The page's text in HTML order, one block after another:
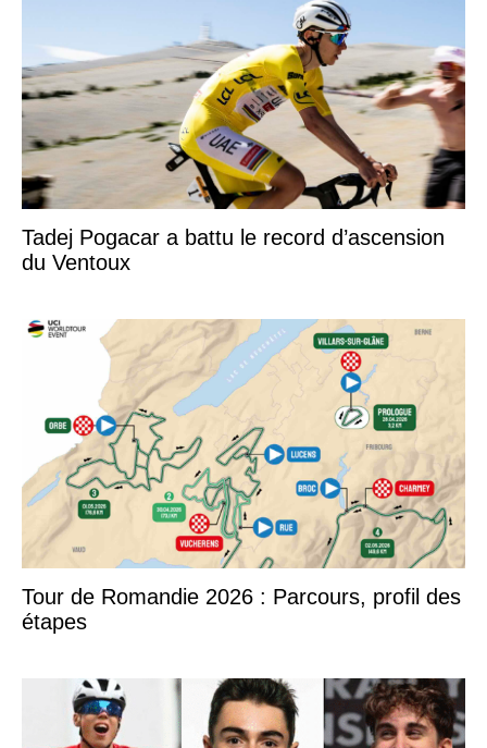
Tadej Pogacar a battu le record d’ascension
du Ventoux
Tour de Romandie 2026 : Parcours, profil des
étapes